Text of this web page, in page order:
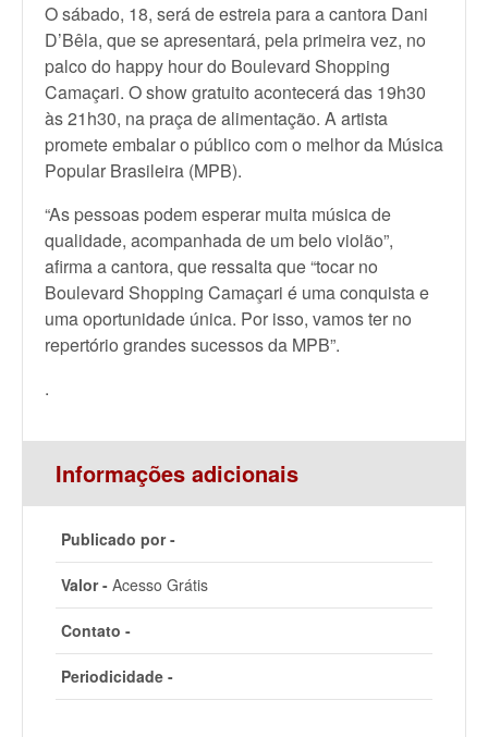
O sábado, 18, será de estreia para a cantora Dani
D’Bêla, que se apresentará, pela primeira vez, no
palco do happy hour do Boulevard Shopping
Camaçari. O show gratuito acontecerá das 19h30
às 21h30, na praça de alimentação. A artista
promete embalar o público com o melhor da Música
Popular Brasileira (MPB).
“As pessoas podem esperar muita música de
qualidade, acompanhada de um belo violão”,
afirma a cantora, que ressalta que “tocar no
Boulevard Shopping Camaçari é uma conquista e
uma oportunidade única. Por isso, vamos ter no
repertório grandes sucessos da MPB”.
.
Informações adicionais
Publicado por -
Valor - Acesso Grátis
Contato -
Periodicidade -